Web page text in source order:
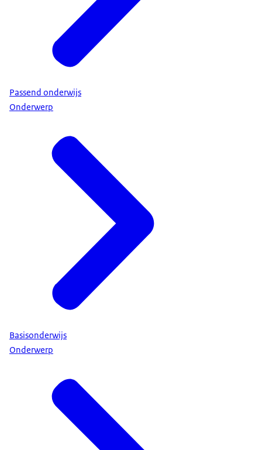
Passend onderwijs
Onderwerp
Basisonderwijs
Onderwerp